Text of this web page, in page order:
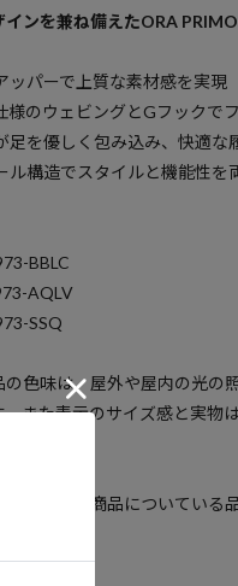
ンを兼ね備えたORA
パーで上質な素材感を実現
のウェビングとGフックで
を優しく包み込み、快適な
構造でスタイルと機能性を
BBLC
AQLV
SSQ
色味は、屋外や屋内の光の
また表示のサイズ感と実物
いの際は、商品についている